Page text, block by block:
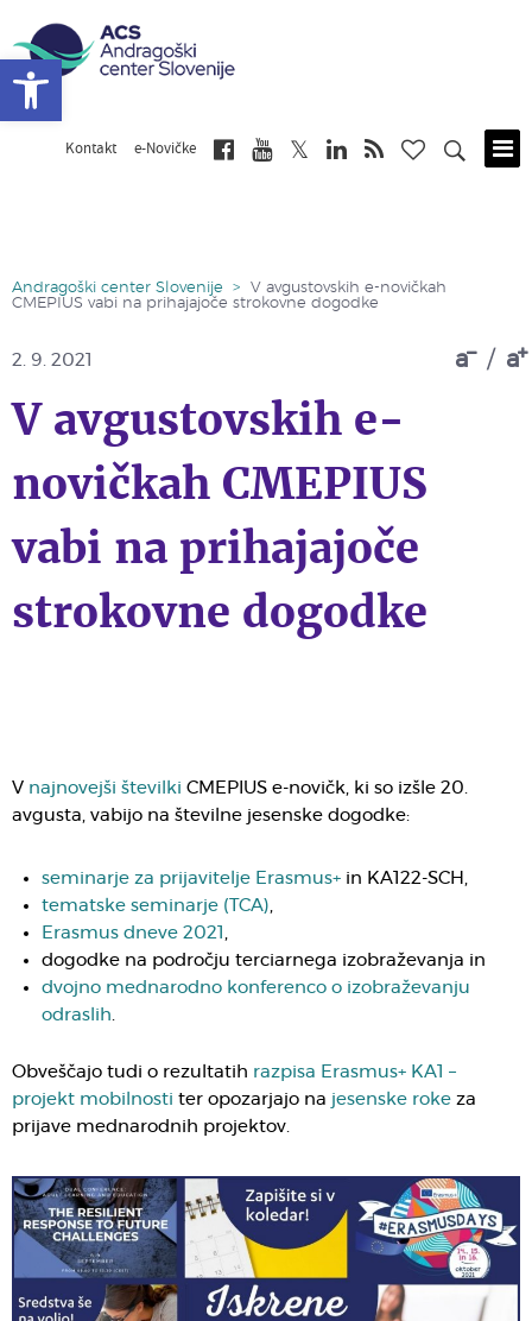
Kontakt e-Novičke
Andragoški center Slovenije >
V avgustovskih e-novičkah
CMEPIUS vabi na prihajajoče strokovne dogodke
a / a
2. 9. 2021
V avgustovskih e-
novičkah CMEPIUS
vabi na prihajajoče
strokovne dogodke
V najnovejši številki CMEPIUS e-novičk, ki so izšle 20.
avgusta, vabijo na številne jesenske dogodke:
seminarje za prijavitelje Erasmus+ in KA122-SCH,
tematske seminarje (TCA),
Erasmus dneve 2021 ,
dogodke na področju terciarnega izobraževanja in
dvojno mednarodno konferenco o izobraževanju
odraslih.
Obveščajo tudi o rezultatih razpisa Erasmus+ KA1 –
projekt mobilnosti ter opozarjajo na jesenske roke za
prijave mednarodnih projektov.
Open toolbar